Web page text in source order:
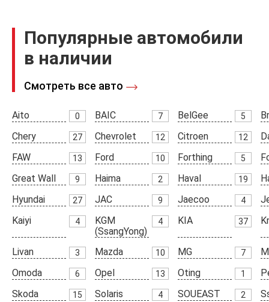
Популярные автомобили
в наличии
Смотреть все авто
Aito 0 BAIC 7 BelGee 5
Chery
27 Chevrolet 12 Citroen 12
FAW
13 Ford 10 Forthing 5
Great Wall
9 Haima 2 Haval 19
Hyundai
27 JAC 9 Jaecoo 4
Kaiyi
4
KGM
(SsangYong)
4 KIA 37
Livan 3 Mazda 10 MG 7
Omoda
6 Opel 13 Oting 1
Skoda
15 Solaris 4 SOUEAST 2